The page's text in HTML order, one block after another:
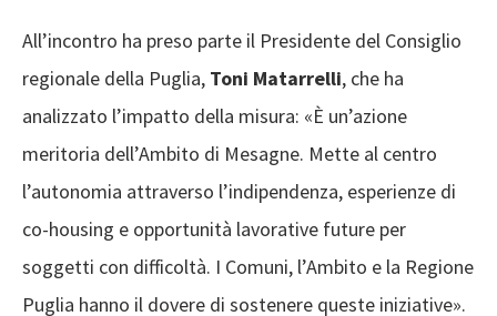
All’incontro ha preso parte il Presidente del Consiglio
regionale della Puglia, Toni Matarrelli, che ha
analizzato l’impatto della misura: «È un’azione
meritoria dell’Ambito di Mesagne. Mette al centro
l’autonomia attraverso l’indipendenza, esperienze di
co-housing e opportunità lavorative future per
soggetti con difficoltà. I Comuni, l’Ambito e la Regione
Puglia hanno il dovere di sostenere queste iniziative».